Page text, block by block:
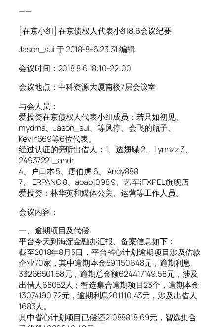
——
[在京小组] 在京债权人代表小组8.6会议纪要
Jason_sui 于 2018-8-6 23:31 编辑
会议时间：2018.8.6 18:10-22:00
会议地点：中科资源大厦南楼7层会议室
与会人员：
爱投资在京债权人代表小组成员：若只如初见、
mydrna、Jason_sui、等风停、会飞的瓶子、
Kevin669等6位代表。
经过认证的旁听出借人：1、透翅碟 2、 Lynnzz 3、
24937221_andr
4、户口本 5、唐伯虎 6、 Andy888
7、 ERPANG 8、aoao1098 9、艺车汇XPEL旗舰店
爱投资：林华英和媒体公关、运营等工作人员。
会议内容：
一、逾期项目及代偿
平台今天到海淀金融办汇报、备案信息如下：
截至2018年8月5日，平台省心计划逾期项目涉及借款
企业70家，其中逾期本金591150648元，逾期利息
33266501.58元，逾期总金额624417149.58元，涉及
出借人68052人；智选集合逾期项目23个，逾期本金
13074190.72元，逾期利息201110.43元，涉及出借人
1683人。
其中省心计划项目已偿还21088818.69元，智选集合